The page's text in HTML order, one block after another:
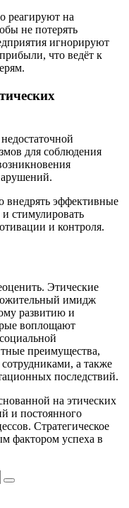
реагируют на
не потерять
игнорируют
что ведёт к
для соблюдения
внедрять эффективные
стимулировать
и контроля.
Этические
имидж
развитию и
воплощают
преимущества,
а также
последствий.
на этических
и постоянного
Стратегическое
фактором успеха в